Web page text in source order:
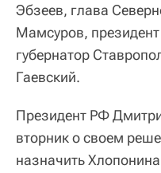
Эбзеев, глава
Мамсуров,
губернатор
Гаевский.
Президент РФ
вторник о своем
назначить